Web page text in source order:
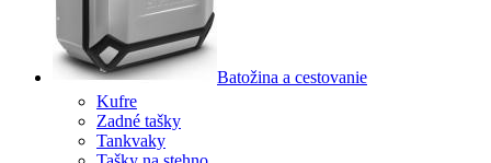
Batožina a cestovanie
Kufre
Zadné tašky
Tankvaky